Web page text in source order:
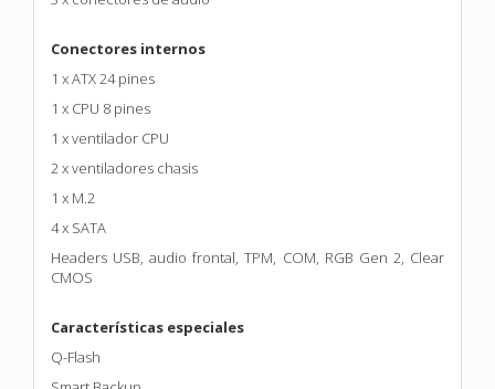
Conectores internos
1 x ATX 24 pines
1 x CPU 8 pines
1 x ventilador CPU
2 x ventiladores chasis
1 x M.2
4 x SATA
Headers USB, audio frontal, TPM, COM, RGB Gen 2, Clear
CMOS
Características especiales
Q-Flash